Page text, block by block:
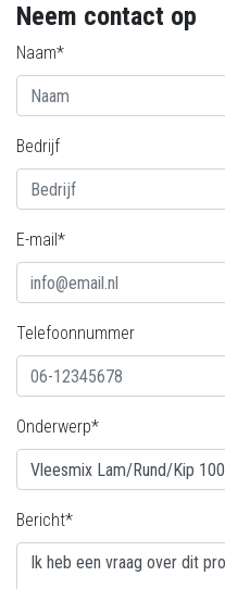
Neem contact op
Naam*
Bedrijf
E-mail*
Telefoonnummer
Onderwerp*
Bericht*